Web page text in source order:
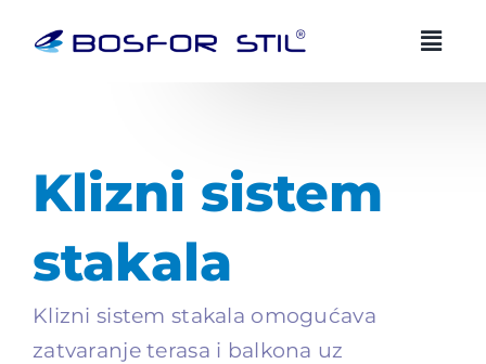
Zdravo! Ja sam Bosfor Stil AI savjetnik.
Kako vam mogu pomoci?
Klizni sistem
stakala
Klizni sistem stakala omogućava
zatvaranje terasa i balkona uz